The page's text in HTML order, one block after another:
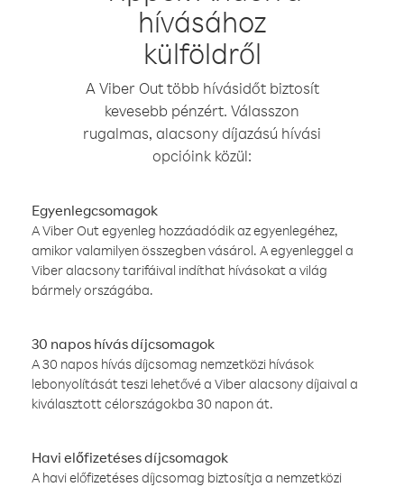
hívásához
külföldről
A Viber Out több hívásidőt biztosít
kevesebb pénzért. Válasszon
rugalmas, alacsony díjazású hívási
opcióink közül:
Egyenlegcsomagok
A Viber Out egyenleg hozzáadódik az egyenlegéhez,
amikor valamilyen összegben vásárol. A egyenleggel a
Viber alacsony tarifáival indíthat hívásokat a világ
bármely országába.
30 napos hívás díjcsomagok
A 30 napos hívás díjcsomag nemzetközi hívások
lebonyolítását teszi lehetővé a Viber alacsony díjaival a
kiválasztott célországokba 30 napon át.
Havi előfizetéses díjcsomagok
A havi előfizetéses díjcsomag biztosítja a nemzetközi